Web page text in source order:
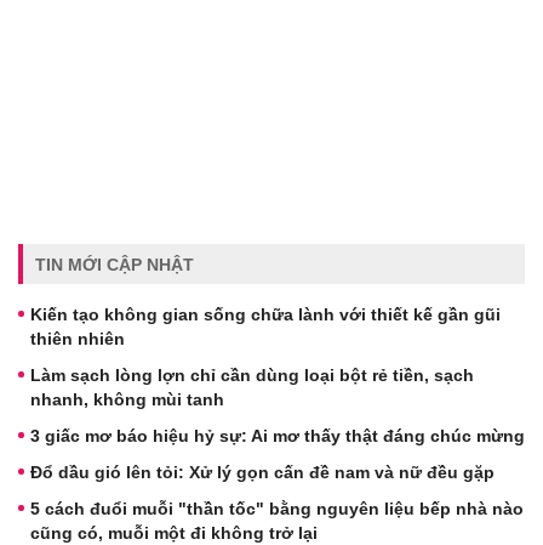
TIN MỚI CẬP NHẬT
Kiến tạo không gian sống chữa lành với thiết kế gần gũi
thiên nhiên
Làm sạch lòng lợn chỉ cần dùng loại bột rẻ tiền, sạch
nhanh, không mùi tanh
3 giấc mơ báo hiệu hỷ sự: Ai mơ thấy thật đáng chúc mừng
Đổ dầu gió lên tỏi: Xử lý gọn cấn đề nam và nữ đều gặp
5 cách đuổi muỗi "thần tốc" bằng nguyên liệu bếp nhà nào
cũng có, muỗi một đi không trở lại